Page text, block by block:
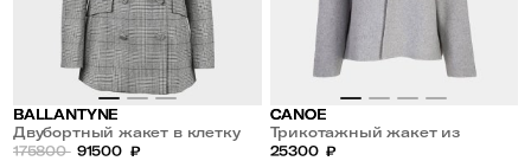
BALLANTYNE
Двубортный жакет в клетку
175800 91500 ₽
CANOE
Трикотажный жакет из
шерсти
25300 ₽